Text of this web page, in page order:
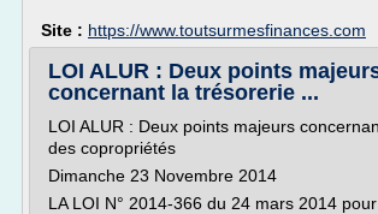
Site : https://www.toutsurmesfinances.com
LOI ALUR : Deux points
concernant la trésorerie ...
LOI ALUR : Deux points majeurs
des copropriétés
Dimanche 23 Novembre 2014
LA LOI N° 2014-366 du 24 mars 2014